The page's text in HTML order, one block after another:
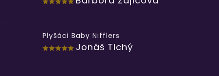
...
Plyšáci Baby Nifflers
Jonáš Tichý
...